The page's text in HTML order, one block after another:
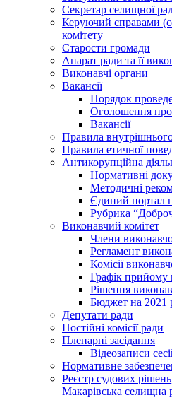
Секретар селищної
Керуючий справами
комітету
Старости громади
Апарат ради та її
Виконавчі органи
Вакансії
Порядок
Оголошення
Вакансії
Правила
Правила етичної
Антикорупційна
Нормативні
Методичні
Єдиний портал
Рубрика
Виконавчий комітет
Члени
Регламент
Комісії
Графік прийому
Рішення
Бюджет на 2021
Депутати ради
Постійні комісії ради
Пленарні засідання
Відеозаписи
Нормативне
Реєстр судових
Макарівська селищна